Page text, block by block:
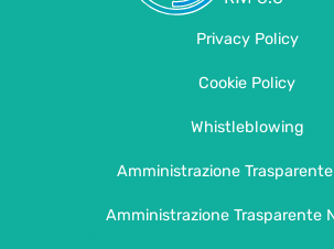
Privacy Policy
Cookie Policy
Whistleblowing
Amministrazione
Amministrazione Trasparente